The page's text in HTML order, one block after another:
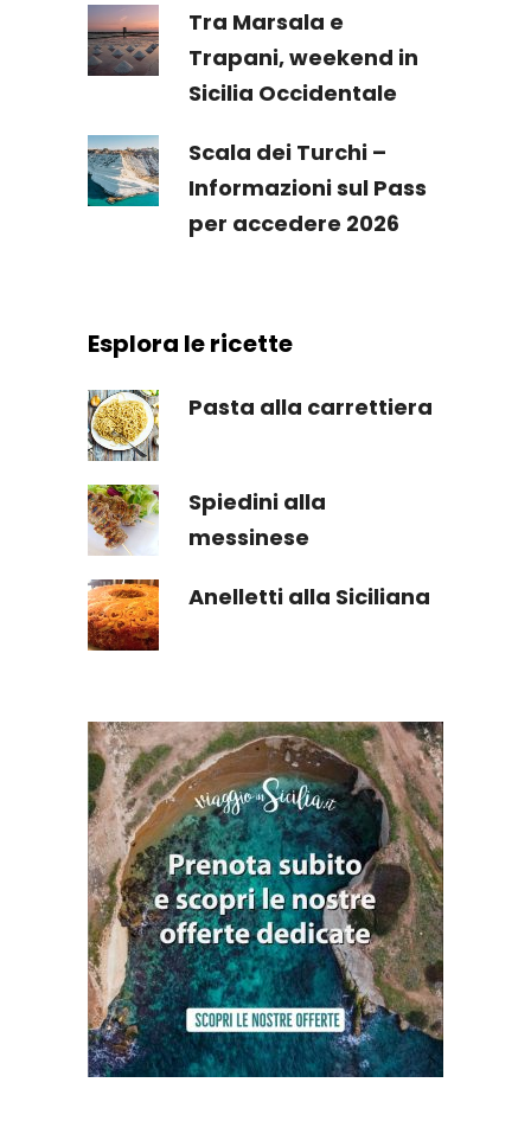
Tra Marsala e
Trapani, weekend in
Sicilia Occidentale
Scala dei Turchi –
Informazioni sul Pass
per accedere 2026
Esplora le ricette
Pasta alla carrettiera
Spiedini alla
messinese
Anelletti alla Siciliana